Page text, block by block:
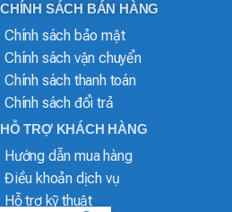
CHÍNH SÁCH BÁN HÀNG
Chính sách bảo mật
Chính sách vận chuyển
Chính sách thanh toán
Chính sách đổi trả
HỖ TRỢ KHÁCH HÀNG
Hướng dẫn mua hàng
Điều khoản dịch vụ
Hỗ trợ kỹ thuật